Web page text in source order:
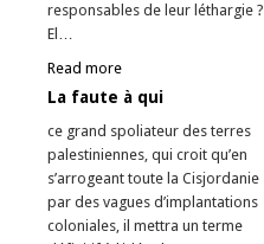
responsables de leur léthargie ?
El…
Read more
La faute à qui
ce grand spoliateur des terres
palestiniennes, qui croit qu’en
s’arrogeant toute la Cisjordanie
par des vagues d’implantations
coloniales, il mettra un terme